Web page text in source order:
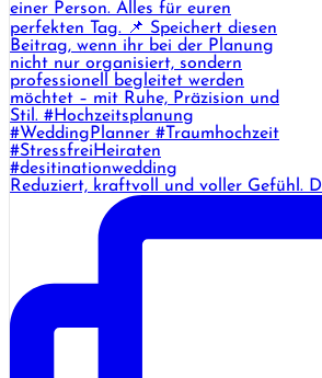
Reduziert, kraftvoll und voller Gefühl.